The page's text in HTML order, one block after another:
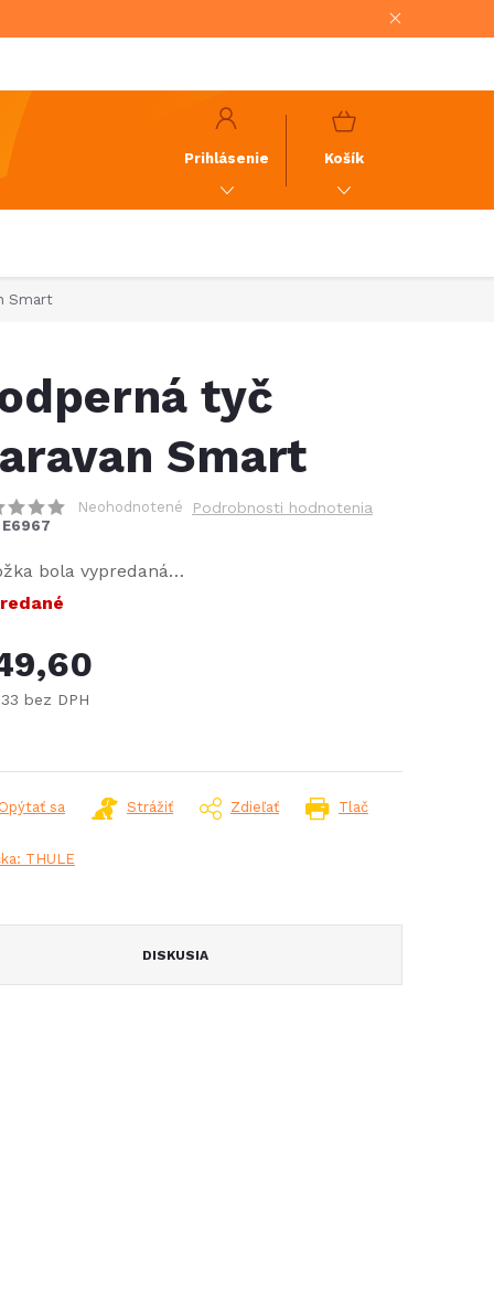
Prihlásenie
NÁKUPNÝ
Košík
Smart
tyč
Smart
Neohodnotené Podrobnosti hodnotenia
E6967
bola vypredaná…
bez DPH
Tlač
Opýtať sa Strážiť Zdieľať
THULE
DISKUSIA